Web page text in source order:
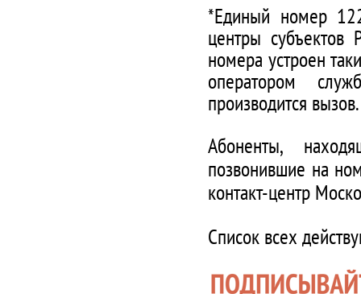
*Единый номер
центры субъектов
номера устроен
оператором
производится вызов.
Абоненты,
позвонившие на
контакт-центр
Список всех